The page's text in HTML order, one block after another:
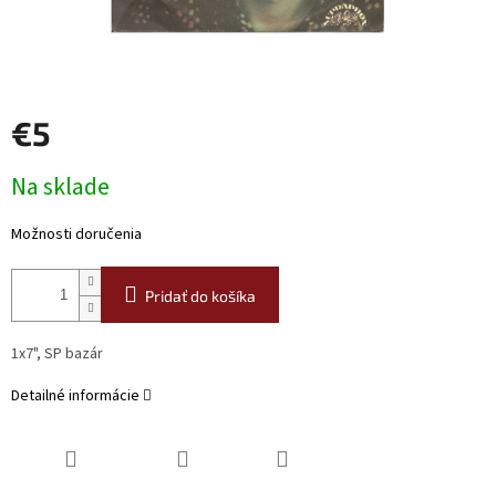
€5
cena:
Na sklade
Možnosti doručenia
Pridať do košíka
1x7", SP bazár
Detailné informácie